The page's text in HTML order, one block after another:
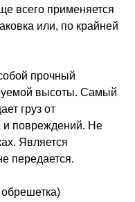
всего применяется
или, по крайней
прочный
высоты. Самый
груз от
и повреждений. Не
Является
передается.